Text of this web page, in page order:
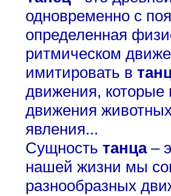
одновременно с
определенная
ритмическом
имитировать в
движения, которые
движения
явления...
Сущность танца–
нашей жизни мы
разнообразных